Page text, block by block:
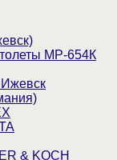
МР-654К
& KOCH